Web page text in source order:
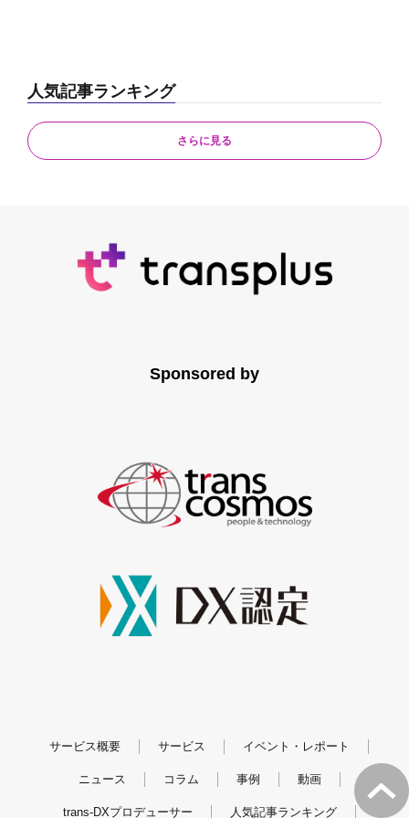
人気記事ランキング
さらに見る
Sponsored by
サービス概要 サービス イベント・レポート
ニュース コラム 事例 動画
trans-DXプロデューサー 人気記事ランキング